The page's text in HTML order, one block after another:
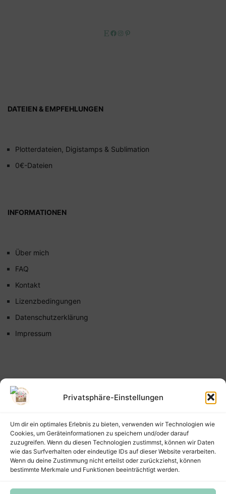
Privatsphäre-Einstellungen
Um dir ein optimales Erlebnis zu bieten, verwenden wir Technologien wie
Cookies, um Geräteinformationen zu speichern und/oder darauf
zuzugreifen. Wenn du diesen Technologien zustimmst, können wir Daten
wie das Surfverhalten oder eindeutige IDs auf dieser Website verarbeiten.
Wenn du deine Zustimmung nicht erteilst oder zurückziehst, können
bestimmte Merkmale und Funktionen beeinträchtigt werden.
EtsyFacebook
Instagram
DATEIEN & EMPFEHLUNGEN
Plotterdateien, Digistamps & Sublimation
0€-Dateien
INFORMATIONEN
Über mich
FAQ
Kontakt
Lizenzbedingungen
Datenschutzerklärung
Impressum